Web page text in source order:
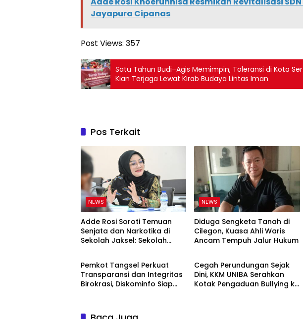
Jayapura Cipanas
Post Views: 357
Satu Tahun Budi–Agis Memimpin, Toleransi di Kota
Kian Terjaga Lewat Kirab Budaya Lintas Iman
Pos Terkait
NEWS
Adde Rosi Soroti Temuan
Senjata dan Narkotika di
Sekolah Jaksel: Sekolah
NEWS
Diduga Sengketa Tanah di
Cilegon, Kuasa Ahli Waris
Ancam Tempuh Jalur Hukum
NEWS
Pemkot Tangsel Perkuat
Transparansi dan Integritas
Birokrasi, Diskominfo Siap
NEWS
Cegah Perundungan Sejak
Dini, KKM UNIBA Serahkan
Kotak Pengaduan Bullying ke